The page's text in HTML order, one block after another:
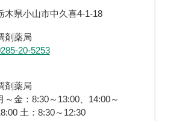
木県小山市中久喜4-1-18
剤薬局
20-5253
剤薬局
～金：8:30～13:00、14:00～
土：8:30～12:30